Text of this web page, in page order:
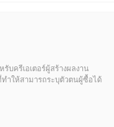
บครีเอเตอร์ผู้สร้างผลงาน
ำให้สามารถระบุตัวตนผู้ซื้อได้